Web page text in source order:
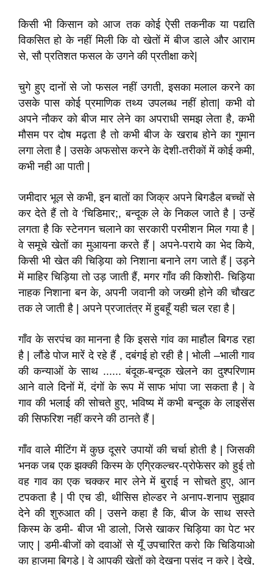
किसी भी किसान को आज तक कोई ऐसी तकनीक या पद्यति
विकसित हो के नहीं मिली कि वो खेतों में बीज डाले और आराम
से, सौ प्रतिशत फसल के उगने की प्रतीक्षा करे|
चुगे हुए दानों से जो फसल नहीं उगती, इसका मलाल करने का
उसके पास कोई प्रमाणिक तथ्य उपलब्ध नहीं होता| कभी वो
अपने नौकर को बीज मार लेने का अपराधी समझ लेता है, कभी
मौसम पर दोष मढ़ता है तो कभी बीज के खराब होने का गुमान
लगा लेता है | उसके अफसोस करने के देशी-तरीकों में कोई कमी,
कभी नही आ पाती |
जमीदार भूल से कभी, इन बातों का जिक्र अपने बिगडैल बच्चों से
कर देते हैं तो वे ‘चिडिमार;, बन्दूक ले के निकल जाते है | उन्हें
लगता है कि स्टेनगन चलाने का सरकारी परमीशन मिल गया है |
वे समूचे खेतों का मुआयना करते हैं | अपने-पराये का भेद किये,
किसी भी खेत की चिड़िया को निशाना बनाने लग जाते हैं | उड़ने
में माहिर चिड़िया तो उड़ जाती हैं, मगर गाँव की किशोरी- चिड़िया
नाहक निशाना बन के, अपनी जवानी को जख्मी होने की चौखट
तक ले जाती है | अपने प्रजातंत्र में हुबहूँ यही चल रहा है |
गाँव के सरपंच का मानना है कि इससे गांव का माहौल बिगड रहा
है | लौंडे पोज मारें दे रहे हैं , दबंगई हो रही है | भोली –भाली गाव
की कन्याओं के साथ ...... बंदूक-बन्दूक खेलने का दुश्परिणाम
आने वाले दिनों में, दंगों के रूप में साफ भांपा जा सकता है | वे
गाव की भलाई की सोचते हुए, भविष्य में कभी बन्दूक के लाइसेंस
की सिफरिश नहीं करने की ठानते हैं |
गाँव वाले मीटिंग में कुछ दूसरे उपायों की चर्चा होती है | जिसकी
भनक जब एक झक्की किस्म के एग्रिकल्चर-प्रोफेसर को हुई तो
वह गाव का एक चक्कर मार लेने में बुराई न सोचते हुए, आन
टपकता है | पी एच डी, थीसिस होल्डर ने अनाप-शनाप सुझाव
देने की शुरुआत की | उसने कहा है कि, बीज के साथ सस्ते
किस्म के डमी- बीज भी डालो, जिसे खाकर चिड़िया का पेट भर
जाए | डमी-बीजों को दवाओं से यूँ उपचारित करो कि चिडियाओ
का हाजमा बिगड़े | वे आपकी खेतों को देखना पसंद न करे | देखे,